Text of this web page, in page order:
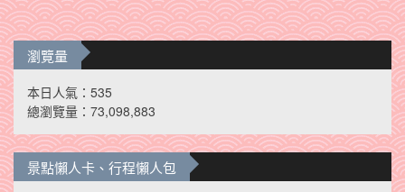
瀏覽量
本日人氣：535
總瀏覽量：73,098,883
景點懶人卡、行程懶人包